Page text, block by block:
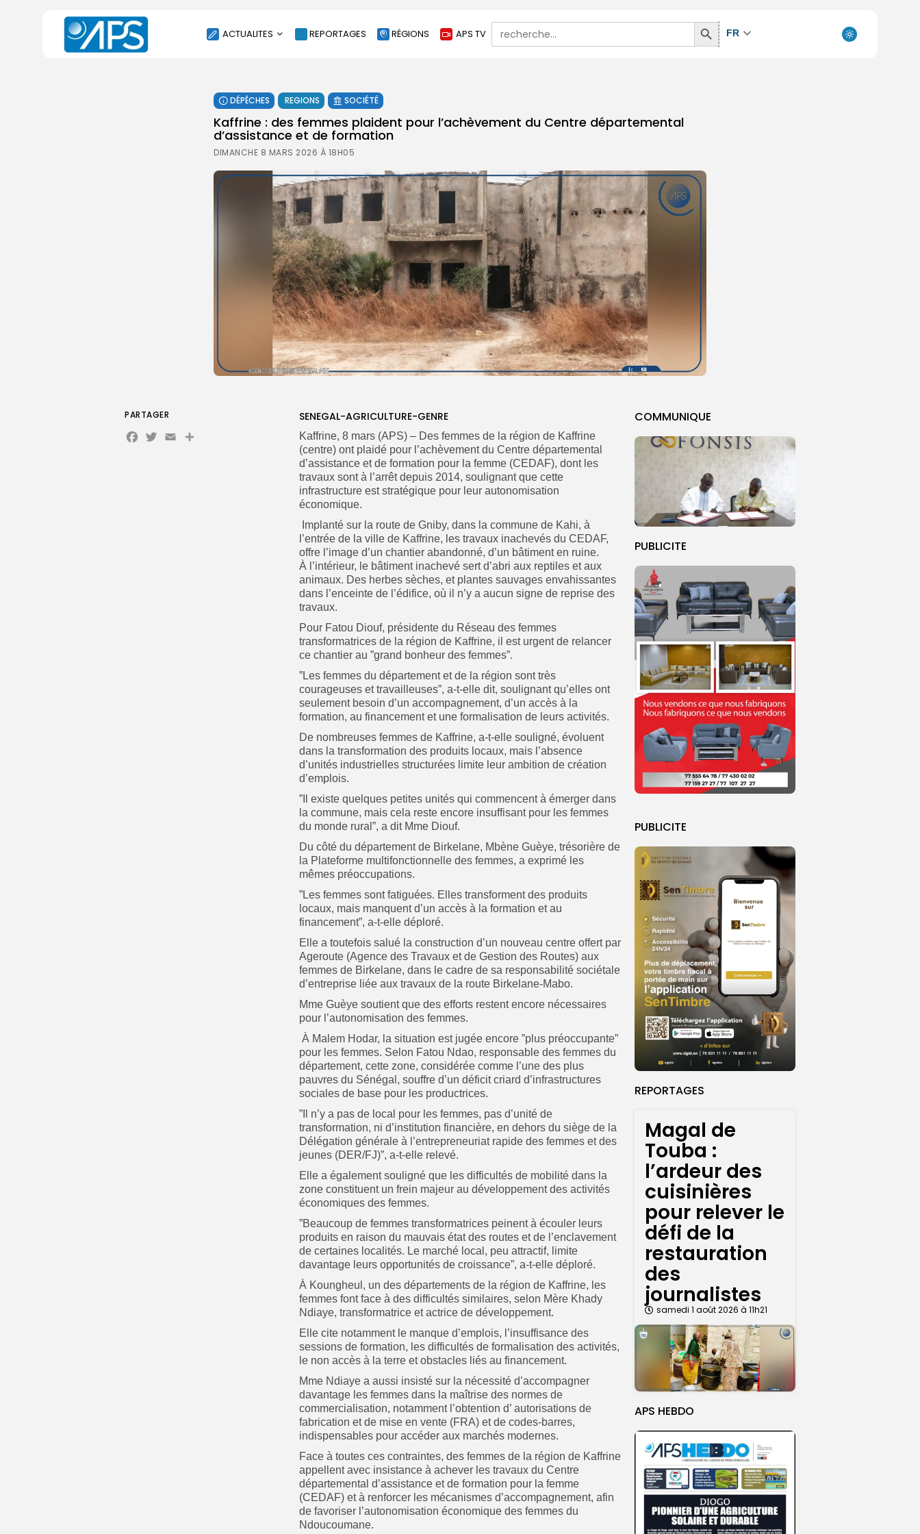
ACTUALITES
SOCIÉTÉ
ÉCONOMIE
CULTURE
ENVIRONNEMENT
INTERNATIONAL
REPORTAGES RÉGIONS APS TV
Search
for:
Search
Button
FR
DÉPÊCHES REGIONS SOCIÉTÉ
Kaffrine : des femmes plaident pour l’achèvement du Centre départemental
d’assistance et de formation
DIMANCHE 8 MARS 2026 À 18H05
COMMUNIQUE
PUBLICITE
PUBLICITE
REPORTAGES
Magal de
Touba :
l’ardeur des
cuisinières
pour relever le
défi de la
restauration
des
journalistes
samedi 1 août 2026 à 11h21
APS HEBDO
SENEGAL-AGRICULTURE-GENRE
Kaffrine, 8 mars (APS) – Des femmes de la région de Kaffrine
(centre) ont plaidé pour l’achèvement du Centre départemental
d’assistance et de formation pour la femme (CEDAF), dont les
travaux sont à l’arrêt depuis 2014, soulignant que cette
infrastructure est stratégique pour leur autonomisation
économique.
Implanté sur la route de Gniby, dans la commune de Kahi, à
l’entrée de la ville de Kaffrine, les travaux inachevés du CEDAF,
offre l’image d’un chantier abandonné, d’un bâtiment en ruine.
À l’intérieur, le bâtiment inachevé sert d’abri aux reptiles et aux
animaux. Des herbes sèches, et plantes sauvages envahissantes
dans l’enceinte de l’édifice, où il n’y a aucun signe de reprise des
travaux.
‎Pour Fatou Diouf, présidente du Réseau des femmes
transformatrices de la région de Kaffrine, il est urgent de relancer
ce chantier au ”grand bonheur des femmes”.
‎”Les femmes du département et de la région sont très
courageuses et travailleuses”, a-t-elle dit, soulignant qu’elles ont
seulement besoin d’un accompagnement, d’un accès à la
formation, au financement et une formalisation de leurs activités.
De nombreuses femmes de Kaffrine, a-t-elle souligné, évoluent
dans la transformation des produits locaux, mais l’absence
d’unités industrielles structurées limite leur ambition de création
d’emplois.
‎”Il existe quelques petites unités qui commencent à émerger dans
la commune, mais cela reste encore insuffisant pour les femmes
du monde rural”, a dit Mme Diouf.
‎Du côté du département de Birkelane, Mbène Guèye, trésorière de
la Plateforme multifonctionnelle des femmes, a exprimé les
mêmes préoccupations.
‎”Les femmes sont fatiguées. Elles transforment des produits
locaux, mais manquent d’un accès à la formation et au
financement”, a-t-elle déploré.
Elle a toutefois salué la construction d’un nouveau centre offert par
Ageroute (Agence des Travaux et de Gestion des Routes) aux
femmes de Birkelane, dans le cadre de sa responsabilité sociétale
d’entreprise liée aux travaux de la route Birkelane-Mabo.
Mme Guèye soutient que des efforts restent encore nécessaires
pour l’autonomisation des femmes.
‎ À Malem Hodar, la situation est jugée encore ”plus préoccupante”
pour les femmes. Selon Fatou Ndao, responsable des femmes du
département, cette zone, considérée comme l’une des plus
pauvres du Sénégal, souffre d’un déficit criard d’infrastructures
sociales de base pour les productrices.
‎”Il n’y a pas de local pour les femmes, pas d’unité de
transformation, ni d’institution financière, en dehors du siège de la
Délégation générale à l’entrepreneuriat rapide des femmes et des
jeunes (DER/FJ)”, a-t-elle relevé.
‎Elle a également souligné que les difficultés de mobilité dans la
zone constituent un frein majeur au développement des activités
économiques des femmes.
‎”Beaucoup de femmes transformatrices peinent à écouler leurs
produits en raison du mauvais état des routes et de l’enclavement
de certaines localités. Le marché local, peu attractif, limite
davantage leurs opportunités de croissance”, a-t-elle déploré.
À Koungheul, un des départements de la région de Kaffrine, les
femmes font face à des difficultés similaires, selon Mère Khady
Ndiaye, transformatrice et actrice de développement.
Elle cite notamment le manque d’emplois, l’insuffisance des
sessions de formation, les difficultés de formalisation des activités,
le non accès à la terre et obstacles liés au financement.
Mme Ndiaye a aussi insisté sur la nécessité d’accompagner
davantage les femmes dans la maîtrise des normes de
commercialisation, notamment l’obtention d’ autorisations de
fabrication et de mise en vente (FRA) et de codes-barres,
indispensables pour accéder aux marchés modernes.
‎Face à toutes ces contraintes, des femmes de la région de Kaffrine
appellent avec insistance à achever les travaux du Centre
départemental d’assistance et de formation pour la femme
(CEDAF) et à renforcer les mécanismes d’accompagnement, afin
de favoriser l’autonomisation économique des femmes du
Ndoucoumane.
PARTAGER
Facebook
Twitter
Email